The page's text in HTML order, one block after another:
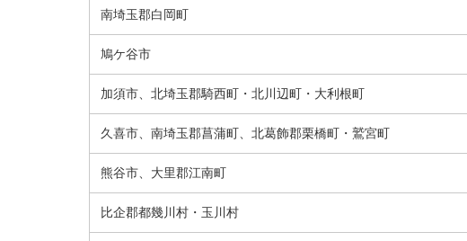
南埼玉郡白岡町
鳩ケ谷市
加須市、北埼玉郡騎西町・北川辺町・大利根町
久喜市、南埼玉郡菖蒲町、北葛飾郡栗橋町・鷲宮町
熊谷市、大里郡江南町
比企郡都幾川村・玉川村